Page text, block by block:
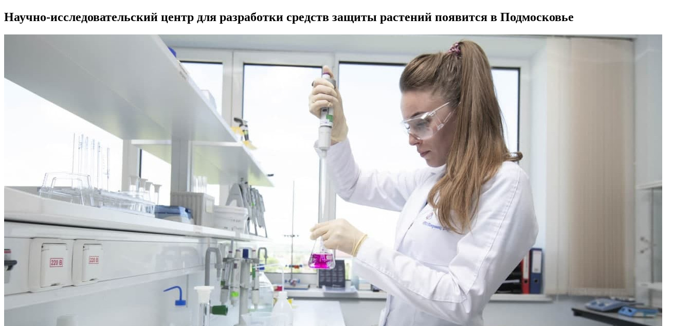
Научно-исследовательский центр для разработки средств защиты растений появится в Подмосковье